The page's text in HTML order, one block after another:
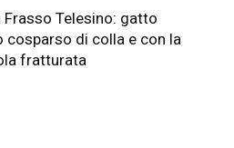
Frasso Telesino: gatto
cosparso di colla e con la
fratturata